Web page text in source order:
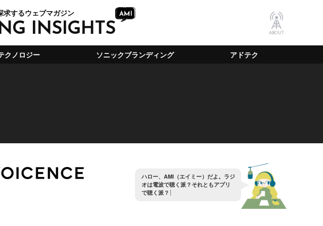
求するウェブマガジン
INSIGHTS ABOUT
クノロジー ソニックブランディング アドテク
ハロー、 AMI（エイ ミ ー） だよ 。 ラジ
オは電波で聴く 派？ それと もアプリ
で聴く 派？